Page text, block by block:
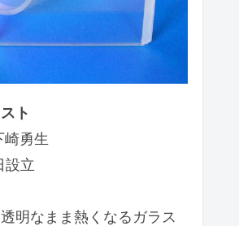
ト
崎勇生
設立
明なまま熱くなるガラス